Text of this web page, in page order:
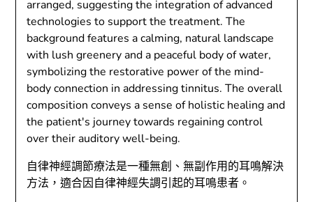
自律神經調節療法是一種無創、無副作用的耳鳴解決
方法，適合因自律神經失調引起的耳鳴患者。